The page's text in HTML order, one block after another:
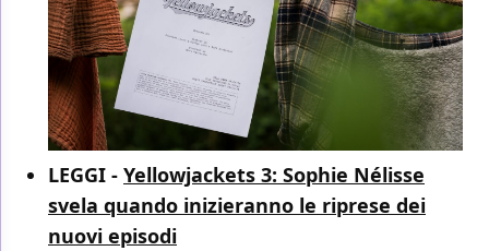
LEGGI - Yellowjackets 3: Sophie Nélisse
svela quando inizieranno le riprese dei
nuovi episodi